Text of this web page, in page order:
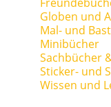
Globen und
Mal- und
Minibücher
Sachbücher
Sticker- und
Wissen und